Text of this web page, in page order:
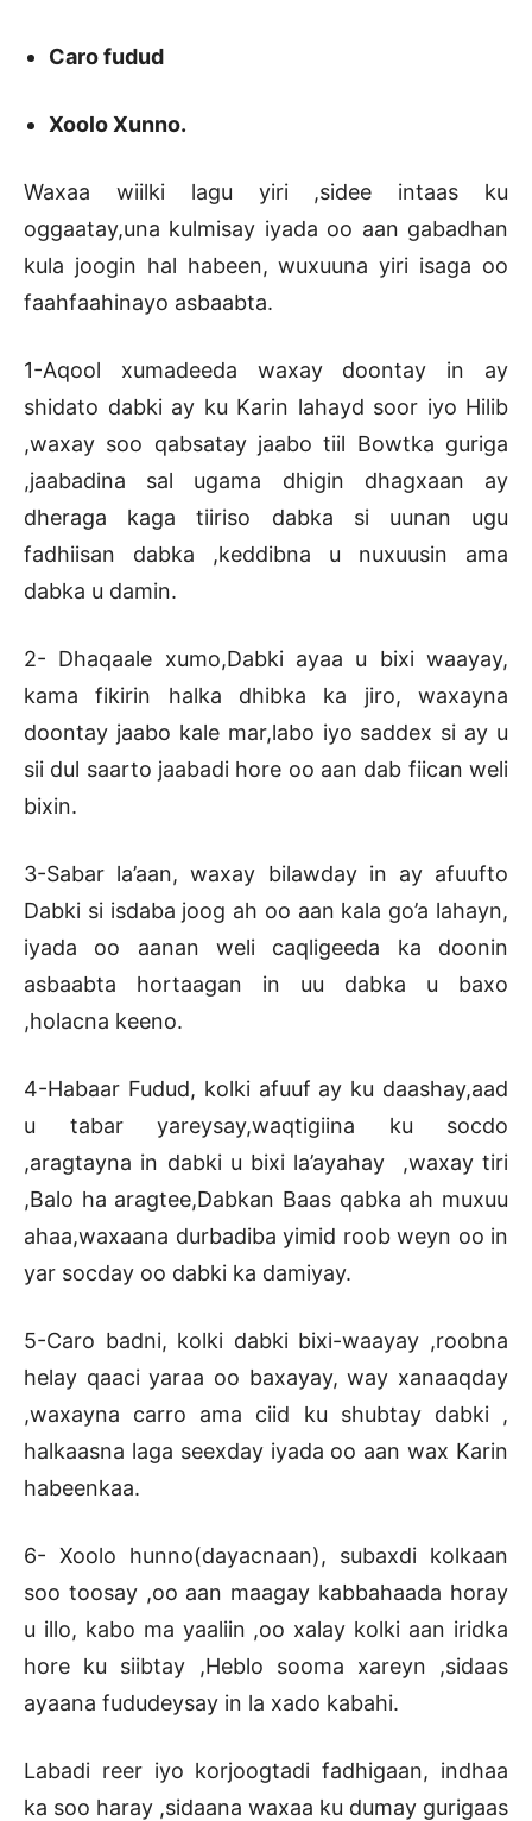
Caro fudud
Xoolo Xunno.
Waxaa wiilki lagu yiri ,sidee intaas ku
oggaatay,una kulmisay iyada oo aan gabadhan
kula joogin hal habeen, wuxuuna yiri isaga oo
faahfaahinayo asbaabta.
1-Aqool xumadeeda waxay doontay in ay
shidato dabki ay ku Karin lahayd soor iyo Hilib
,waxay soo qabsatay jaabo tiil Bowtka guriga
,jaabadina sal ugama dhigin dhagxaan ay
dheraga kaga tiiriso dabka si uunan ugu
fadhiisan dabka ,keddibna u nuxuusin ama
dabka u damin.
2- Dhaqaale xumo,Dabki ayaa u bixi waayay,
kama fikirin halka dhibka ka jiro, waxayna
doontay jaabo kale mar,labo iyo saddex si ay u
sii dul saarto jaabadi hore oo aan dab fiican weli
bixin.
3-Sabar la’aan, waxay bilawday in ay afuufto
Dabki si isdaba joog ah oo aan kala go’a lahayn,
iyada oo aanan weli caqligeeda ka doonin
asbaabta hortaagan in uu dabka u baxo
,holacna keeno.
4-Habaar Fudud, kolki afuuf ay ku daashay,aad
u tabar yareysay,waqtigiina ku socdo
,aragtayna in dabki u bixi la’ayahay ,waxay tiri
,Balo ha aragtee,Dabkan Baas qabka ah muxuu
ahaa,waxaana durbadiba yimid roob weyn oo in
yar socday oo dabki ka damiyay.
5-Caro badni, kolki dabki bixi-waayay ,roobna
helay qaaci yaraa oo baxayay, way xanaaqday
,waxayna carro ama ciid ku shubtay dabki ,
halkaasna laga seexday iyada oo aan wax Karin
habeenkaa.
6- Xoolo hunno(dayacnaan), subaxdi kolkaan
soo toosay ,oo aan maagay kabbahaada horay
u illo, kabo ma yaaliin ,oo xalay kolki aan iridka
hore ku siibtay ,Heblo sooma xareyn ,sidaas
ayaana fududeysay in la xado kabahi.
Labadi reer iyo korjoogtadi fadhigaan, indhaa
ka soo haray ,sidaana waxaa ku dumay gurigaas